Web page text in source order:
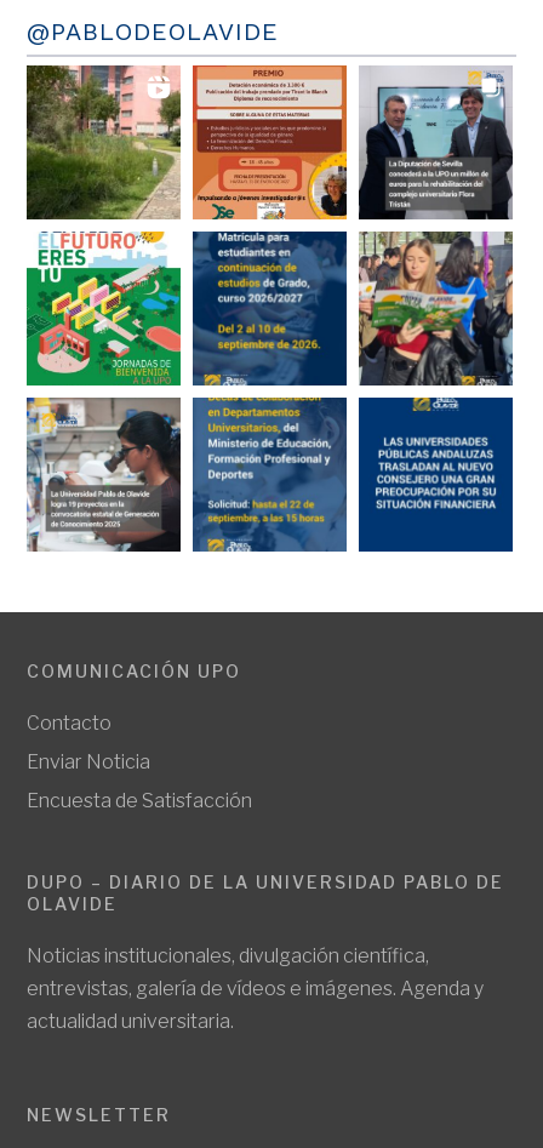
@PABLODEOLAVIDE
COMUNICACIÓN UPO
Contacto
Enviar Noticia
Encuesta de Satisfacción
DUPO – DIARIO DE LA UNIVERSIDAD PABLO DE
OLAVIDE
Noticias institucionales, divulgación científica,
entrevistas, galería de vídeos e imágenes. Agenda y
actualidad universitaria.
NEWSLETTER